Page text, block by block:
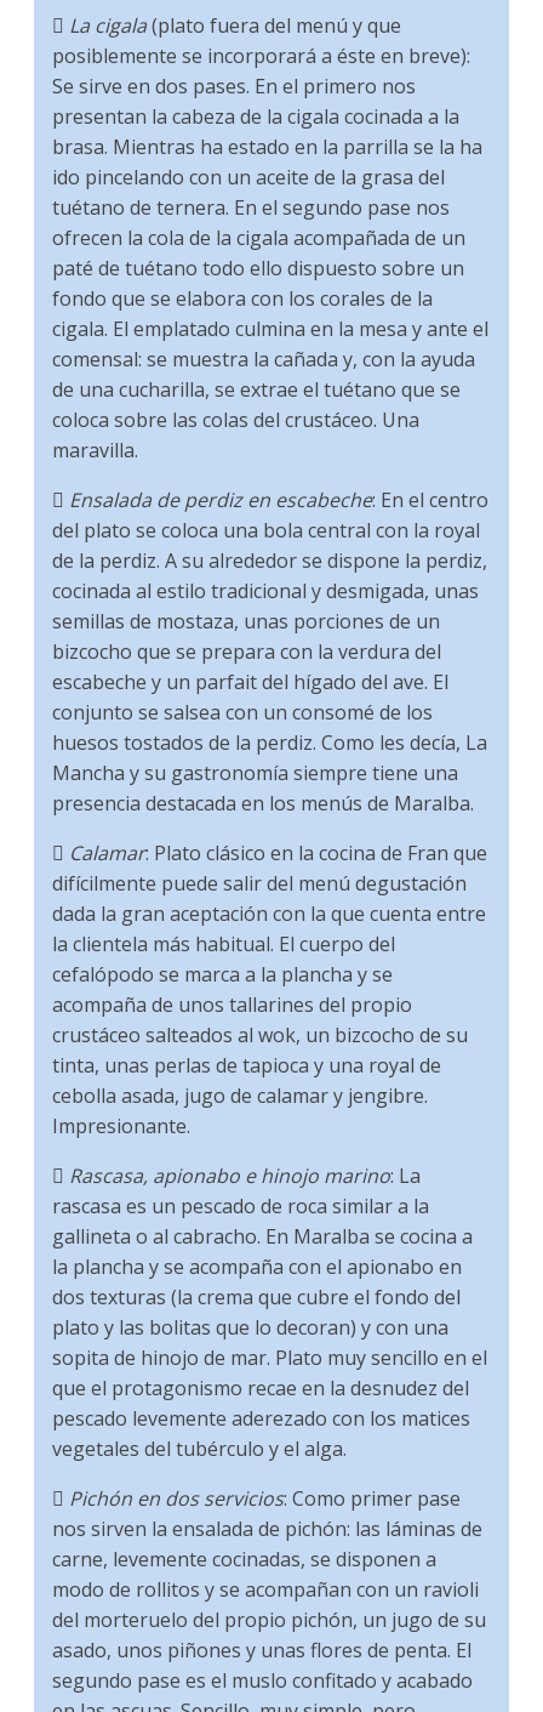
 La cigala(plato fuera del menú y que
posiblemente se incorporará a éste en breve):
Se sirve en dos pases. En el primero nos
presentan la cabeza de la cigala cocinada a la
brasa. Mientras ha estado en la parrilla se la ha
ido pincelando con un aceite de la grasa del
tuétano de ternera. En el segundo pase nos
ofrecen la cola de la cigala acompañada de un
paté de tuétano todo ello dispuesto sobre un
fondo que se elabora con los corales de la
cigala. El emplatado culmina en la mesa y ante el
comensal: se muestra la cañada y, con la ayuda
de una cucharilla, se extrae el tuétano que se
coloca sobre las colas del crustáceo. Una
maravilla.
 Ensalada de perdiz en escabeche: En el centro
del plato se coloca una bola central con la royal
de la perdiz. A su alrededor se dispone la perdiz,
cocinada al estilo tradicional y desmigada, unas
semillas de mostaza, unas porciones de un
bizcocho que se prepara con la verdura del
escabeche y un parfait del hígado del ave. El
conjunto se salsea con un consomé de los
huesos tostados de la perdiz. Como les decía, La
Mancha y su gastronomía siempre tiene una
presencia destacada en los menús de Maralba.
 Calamar: Plato clásico en la cocina de Fran que
difícilmente puede salir del menú degustación
dada la gran aceptación con la que cuenta entre
la clientela más habitual. El cuerpo del
cefalópodo se marca a la plancha y se
acompaña de unos tallarines del propio
crustáceo salteados al wok, un bizcocho de su
tinta, unas perlas de tapioca y una royal de
cebolla asada, jugo de calamar y jengibre.
Impresionante.
 Rascasa, apionabo e hinojo marino: La
rascasa es un pescado de roca similar a la
gallineta o al cabracho. En Maralba se cocina a
la plancha y se acompaña con el apionabo en
dos texturas (la crema que cubre el fondo del
plato y las bolitas que lo decoran) y con una
sopita de hinojo de mar. Plato muy sencillo en el
que el protagonismo recae en la desnudez del
pescado levemente aderezado con los matices
vegetales del tubérculo y el alga.
 Pichón en dos servicios: Como primer pase
nos sirven la ensalada de pichón: las láminas de
carne, levemente cocinadas, se disponen a
modo de rollitos y se acompañan con un ravioli
del morteruelo del propio pichón, un jugo de su
asado, unos piñones y unas flores de penta. El
segundo pase es el muslo confitado y acabado